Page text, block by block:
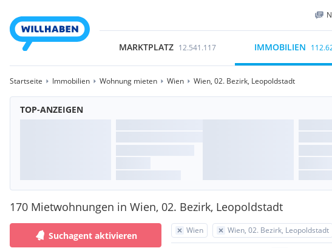
MARKTPLATZ 12.541.117 IMMOBILIEN
Startseite Immobilien Wohnung mieten Wien Wien, 02. Bezirk, Leopoldstadt
TOP-ANZEIGEN
170 Mietwohnungen in Wien, 02. Bezirk, Leopoldstadt
Suchagent aktivieren Wien Wien, 02. Bezirk, Leopoldstadt